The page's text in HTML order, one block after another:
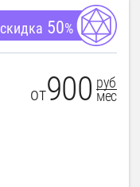
скидка 50%
от900 руб
мес